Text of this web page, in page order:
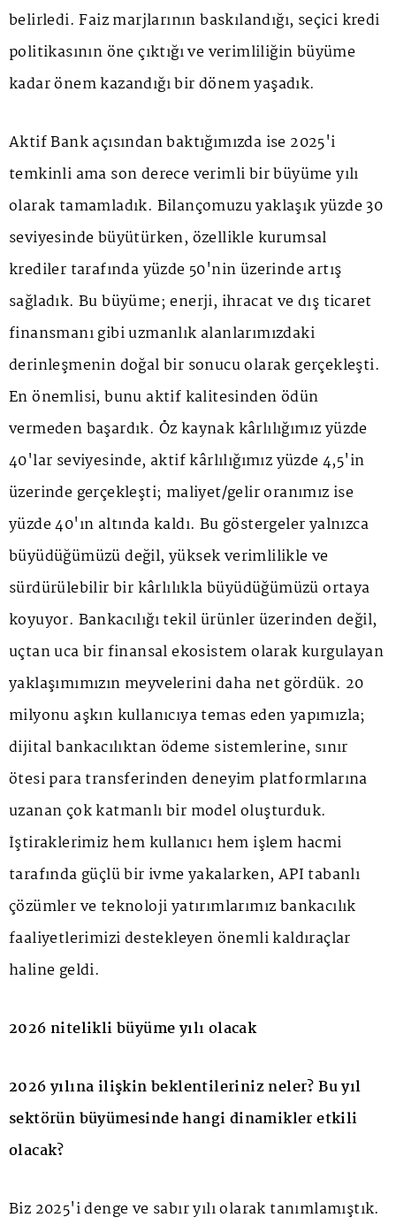
belirledi. Faiz marjlarının baskılandığı, seçici kredi
politikasının öne çıktığı ve verimliliğin büyüme
kadar önem kazandığı bir dönem yaşadık.
Aktif Bank açısından baktığımızda ise 2025'i
temkinli ama son derece verimli bir büyüme yılı
olarak tamamladık. Bilançomuzu yaklaşık yüzde 30
seviyesinde büyütürken, özellikle kurumsal
krediler tarafında yüzde 50'nin üzerinde artış
sağladık. Bu büyüme; enerji, ihracat ve dış ticaret
finansmanı gibi uzmanlık alanlarımızdaki
derinleşmenin doğal bir sonucu olarak gerçekleşti.
En önemlisi, bunu aktif kalitesinden ödün
vermeden başardık. Öz kaynak kârlılığımız yüzde
40'lar seviyesinde, aktif kârlılığımız yüzde 4,5'in
üzerinde gerçekleşti; maliyet/gelir oranımız ise
yüzde 40'ın altında kaldı. Bu göstergeler yalnızca
büyüdüğümüzü değil, yüksek verimlilikle ve
sürdürülebilir bir kârlılıkla büyüdüğümüzü ortaya
koyuyor. Bankacılığı tekil ürünler üzerinden değil,
uçtan uca bir finansal ekosistem olarak kurgulayan
yaklaşımımızın meyvelerini daha net gördük. 20
milyonu aşkın kullanıcıya temas eden yapımızla;
dijital bankacılıktan ödeme sistemlerine, sınır
ötesi para transferinden deneyim platformlarına
uzanan çok katmanlı bir model oluşturduk.
İştiraklerimiz hem kullanıcı hem işlem hacmi
tarafında güçlü bir ivme yakalarken, API tabanlı
çözümler ve teknoloji yatırımlarımız bankacılık
faaliyetlerimizi destekleyen önemli kaldıraçlar
haline geldi.
2026 nitelikli büyüme yılı olacak
2026 yılına ilişkin beklentileriniz neler? Bu yıl
sektörün büyümesinde hangi dinamikler etkili
olacak?
Biz 2025'i denge ve sabır yılı olarak tanımlamıştık.